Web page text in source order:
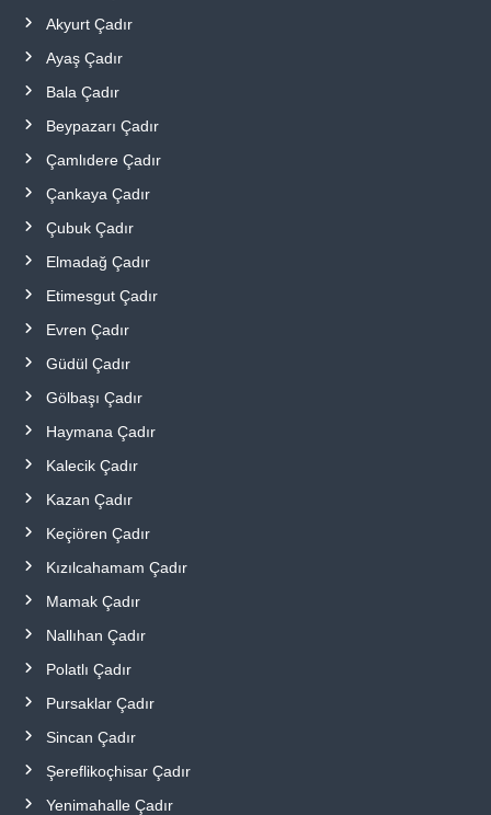
Akyurt Çadır
Ayaş Çadır
Bala Çadır
Beypazarı Çadır
Çamlıdere Çadır
Çankaya Çadır
Çubuk Çadır
Elmadağ Çadır
Etimesgut Çadır
Evren Çadır
Güdül Çadır
Gölbaşı Çadır
Haymana Çadır
Kalecik Çadır
Kazan Çadır
Keçiören Çadır
Kızılcahamam Çadır
Mamak Çadır
Nallıhan Çadır
Polatlı Çadır
Pursaklar Çadır
Sincan Çadır
Şereflikoçhisar Çadır
Yenimahalle Çadır